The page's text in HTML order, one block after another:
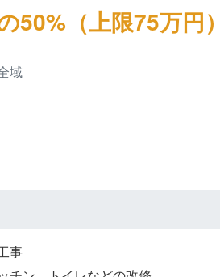
50%（上限75万円）
域
事